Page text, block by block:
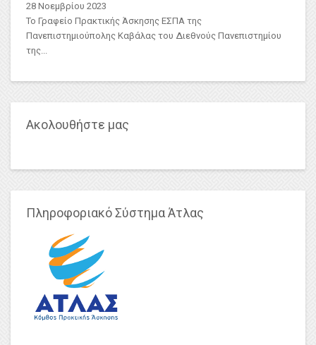
28 Νοεμβρίου 2023
Το Γραφείο Πρακτικής Άσκησης ΕΣΠΑ της
Πανεπιστημιούπολης Καβάλας του Διεθνούς Πανεπιστημίου
της...
Ακολουθήστε μας
Πληροφοριακό Σύστημα Άτλας